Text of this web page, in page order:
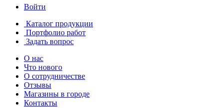
Войти
Каталог продукции
Портфолио работ
Задать вопрос
О нас
Что нового
О сотрудничестве
Отзывы
Магазины в городе
Контакты